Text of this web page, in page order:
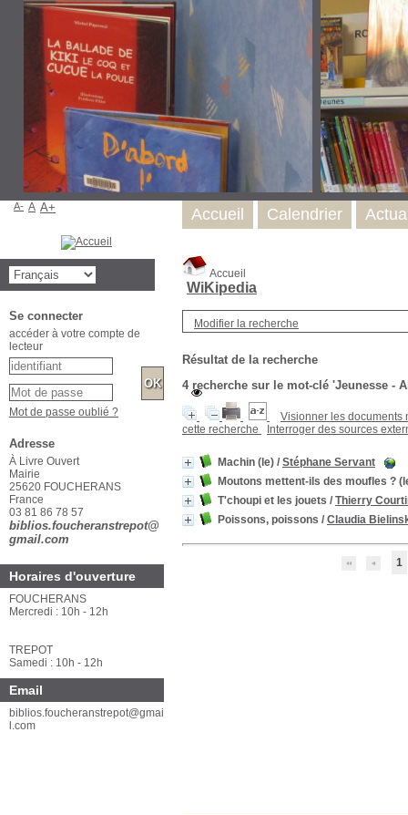
Accueil
WiKipedia
Modifier la recherche
Résultat de la recherche
4recherche sur le mot-clé 'Jeunesse -
Visionner les documents
cette recherche
Interroger des sources
Machin (le) / Stéphane Servant
Moutons mettent-ils des moufles ?
T'choupi et les jouets / Thierry
Poissons, poissons / Claudia
1
Accueil Calendrier
A- A A+
Se connecter
accéder à votre compte de
lecteur
Mot de passe oublié ?
Adresse
À Livre Ouvert
Mairie
25620 FOUCHERANS
France
03 81 86 78 57
biblios.foucheranstrepot@
gmail.com
Horaires d'ouverture
FOUCHERANS
Mercredi : 10h - 12h
TREPOT
Samedi : 10h - 12h
Email
biblios.foucheranstrepot@gmai
l.com